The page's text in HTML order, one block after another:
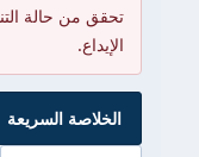
تحقق من حالة
الإيداع.
الخلاصة السريعة